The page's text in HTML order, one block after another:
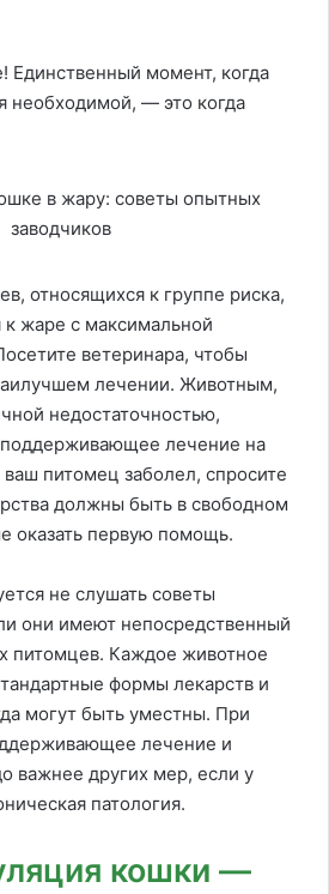
Единственный момент, когда
необходимой, — это когда
относящихся к группе риска,
к жаре с максимальной
ветеринара, чтобы
лечении. Животным,
недостаточностью,
поддерживающее лечение на
питомец заболел, спросите
должны быть в свободном
оказать первую помощь.
не слушать советы
они имеют непосредственный
питомцев. Каждое животное
формы лекарств и
могут быть уместны. При
лечение и
важнее других мер, если у
патология.
кошки —